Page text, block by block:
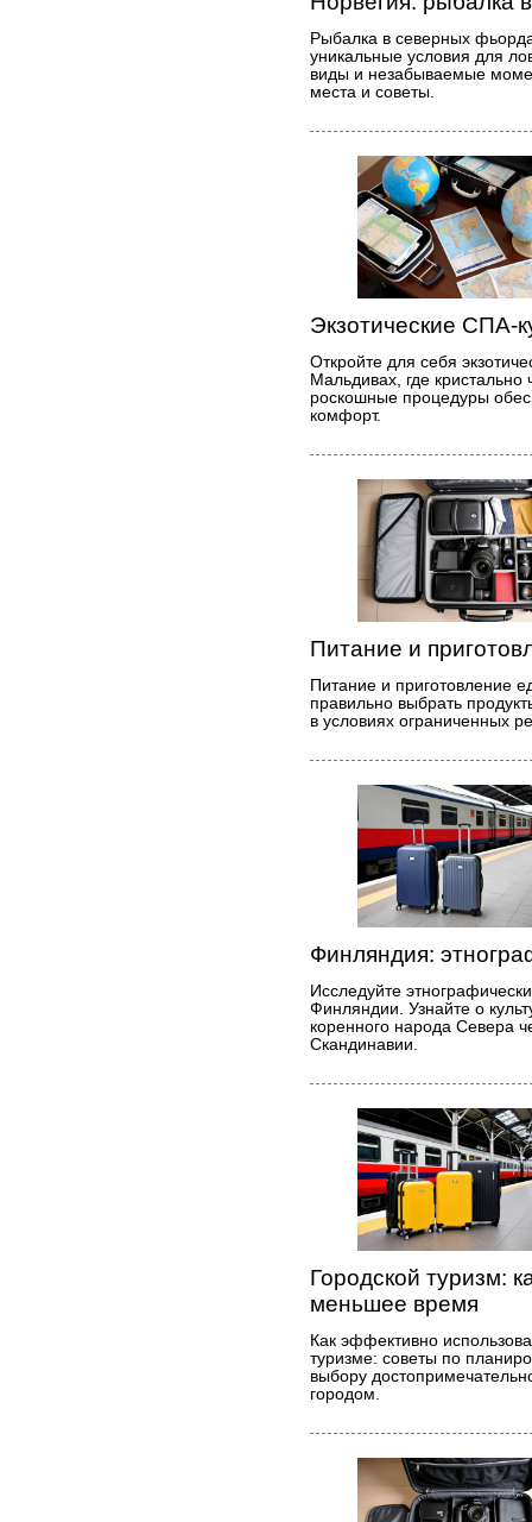
Рыбалка в северных
уникальные условия для
виды и незабываемые
места и советы.
Экзотические СПА-
Откройте для себя
Мальдивах, где кристально
роскошные процедуры
комфорт.
Питание и
Питание и приготовление
правильно выбрать
в условиях ограниченных
Финляндия:
Исследуйте
Финляндии. Узнайте о
коренного народа Севера
Скандинавии.
Городской туризм:
меньшее время
Как эффективно
туризме: советы по
выбору
городом.